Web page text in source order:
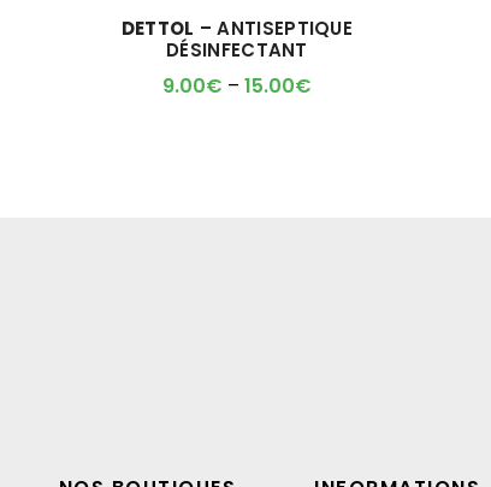
DETTOL – ANTISEPTIQUE
DÉSINFECTANT
9.00€ – 15.00€